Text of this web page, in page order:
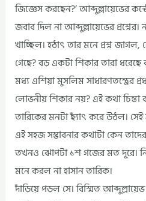
জিজ্ঞেস করছেন?’ আব্দুল্লায়েভের
জবাব দিল না আব্দুল্লায়েভের প্রশ্নের।
খাচ্ছিল। হঠাৎ তার মনে প্রশ্ন
গেছে? বড় একটা শিকার তারা
মধ্য এশিয়া মুসলিম সাধারণতন্ত্রের
লোভনীয় শিকার নয়? এই কথা চিন্তা
তারিকের মনটা ছ্যাঁৎ করে উঠল।
এই সহজ সম্ভাবনার কথাটা কেন
তখনও ঝোপটা ১শ গজের মত দূরে।
মনে করল না হাসান তারিক।
দাঁড়িয়ে পড়ল সে। বিস্মিত